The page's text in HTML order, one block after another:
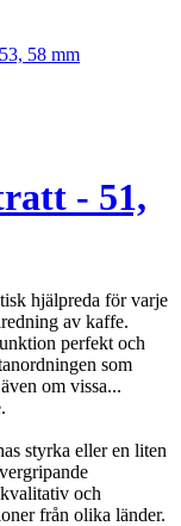
58 mm
- 51,
hjälpreda för varje
av kaffe.
perfekt och
som
om vissa...
styrka eller en liten
och
från olika länder.